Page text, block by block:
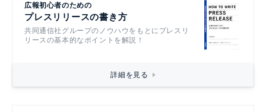
広報初心者のための
プレスリリースの書き方
共同通信社グループのノウハウをもとにプレスリ
リースの基本的なポイントを解説！
詳細を見る